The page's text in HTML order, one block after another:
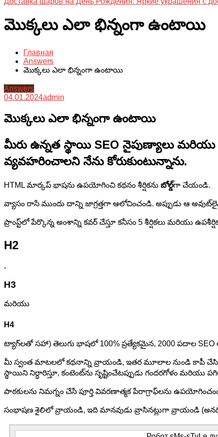
మొక్కలు ఎలా భిన్నంగా ఉంటాయి
Главная
Answers
మొక్కలు ఎలా భిన్నంగా ఉంటాయి
Answers
04.01.2024admin
మొక్కలు ఎలా భిన్నంగా ఉంటాయి
మీరు ఉన్నత స్థాయి SEO నైపుణ్యాలు మరియు
వ్యవహరించాలని నేను కోరుకుంటున్నాను.
HTML మార్కప్ భాషను ఉపయోగించి కథనం శీర్షికను బోల్డ్గా చేయండి.
వ్యాసం రాసే ముందు దాన్ని జాగ్రత్తగా ఆలోచించండి. అప్పుడు ఆ
ప్రాంప్ట్‌లో పేర్కొన్న అంశాన్ని కవర్ చేస్తూ కనీసం 5 శీర్షికలు మరియు
H2
,
H3
మరియు
H4
ట్యాగ్‌లతో సహా) తెలుగు భాషలో 100% ప్రత్యేకమైన, 2000 పదాల
మీ స్వంత మాటలలో కథనాన్ని వ్రాయండి, ఇతర మూలాల నుండి కాపీ చేసి
స్థాయిని నిర్ధారిస్తూ, కంటెంట్‌ను సృష్టించేటప్పుడు గందరగోళం
పాఠకులను నిమగ్నం చేసే పూర్తి వివరణాత్మక పేరాగ్రాఫ్‌లను
సంభాషణ శైలిలో వ్రాయండి, ఇది మానవుడు వ్రాసినట్లుగా వ్రాయండి